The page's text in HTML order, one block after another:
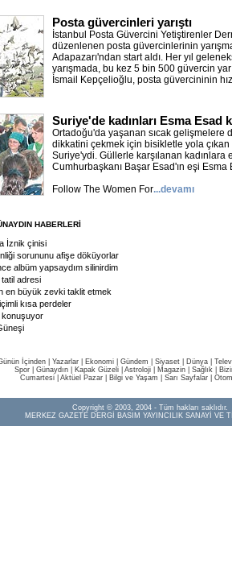
Posta güvercinleri yarıştı
İstanbul Posta Güvercini Yetiştirenler
düzenlenen posta güvercinlerinin
Adapazarı'ndan start aldı. Her yıl
yarışmada, bu kez 5 bin 500 güvercin
İsmail Kepçelioğlu, posta güvercininin
Suriye'de kadınları Esma Esad
Ortadoğu'da yaşanan sıcak gelişmelere
dikkatini çekmek için bisikletle yola çıkan
Suriye'ydi. Güllerle karşılanan kadınlara
Cumhurbaşkanı Başar Esad'ın eşi Esma
Follow The Women For...devamı
HABERLERİ
İznik çinisi
sorununu afişe döküyorlar
albüm yapsaydım silinirdim
tatil adresi
en büyük zevki taklit etmek
kısa perdeler
konuşuyor
İçinden Yazarlar Ekonomi Gündem Siyaset Dünya |
Spor
Günaydın Kapak Güzeli Astroloji Magazin Sağlık
Cumartesi
Aktüel Pazar Bilgi ve Yaşam Sarı Sayfalar
Copyright © 2003, 2004 - Tüm hakları saklıdır.
MERKEZ GAZETE DERGİ BASIM YAYINCILIK SANAYİ VE